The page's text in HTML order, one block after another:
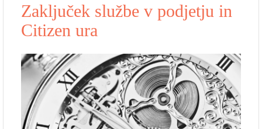
Zaključek službe v podjetju in
Citizen ura